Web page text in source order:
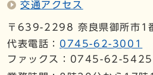
交通アクセス
〒639-2298 奈良県御所市1
代表電話： 0745-62-3001
ファックス：0745-62-5425